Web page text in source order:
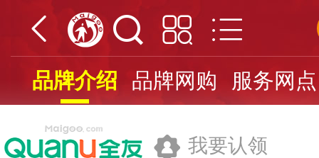
品牌介绍 品牌网购 服务网点
我要认领